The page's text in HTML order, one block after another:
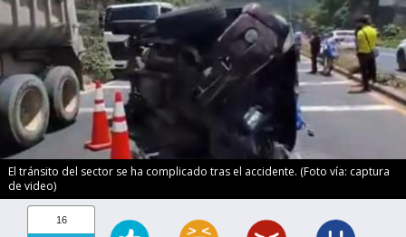
El tránsito del sector se ha complicado tras el accidente. (Foto vía: captura
de video)
16